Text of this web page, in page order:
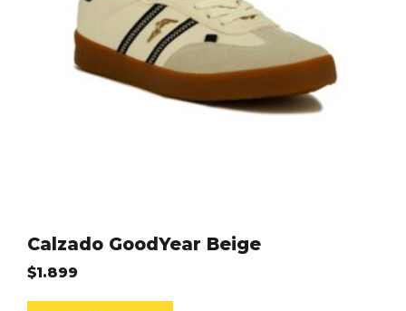
Calzado GoodYear Beige
$1.899